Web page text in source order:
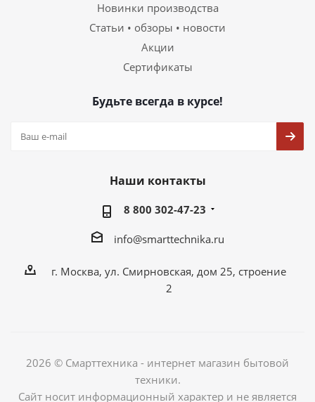
Новинки производства
Статьи • обзоры • новости
Акции
Сертификаты
Будьте всегда в курсе!
Наши контакты
8 800 302-47-23
info@smarttechnika.ru
г. Москва, ул. Смирновская, дом 25, строение
2
2026 © Смарттехника - интернет магазин бытовой
техники.
Сайт носит информационный характер и не является